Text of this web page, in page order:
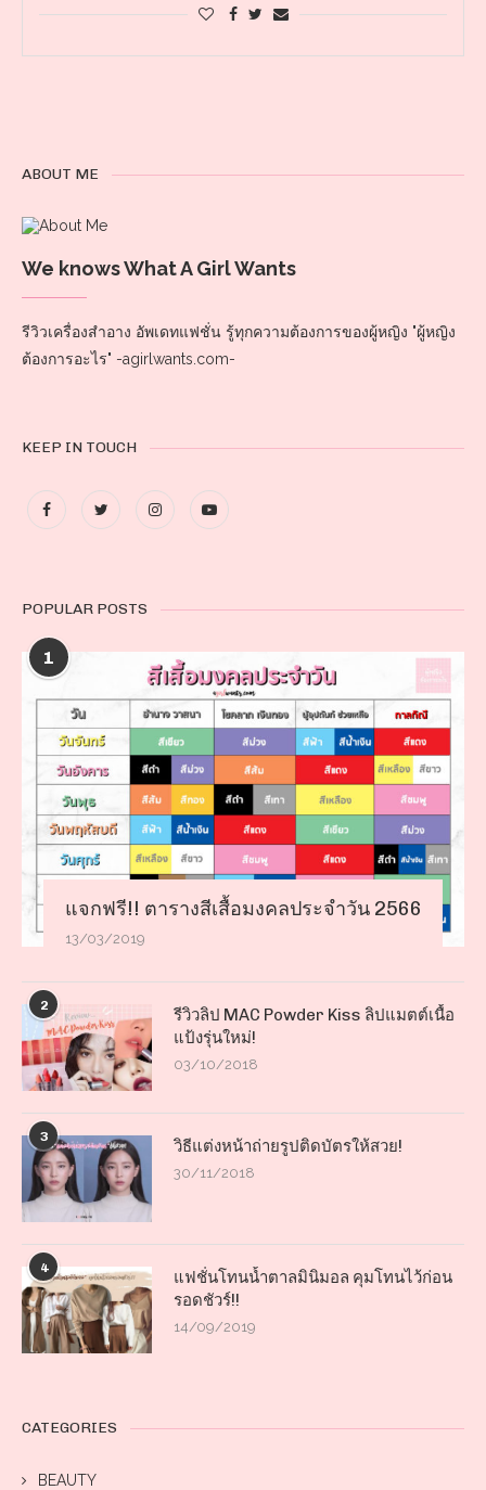
ABOUT ME
We knows What A Girl Wants
รีวิวเครื่องสำอาง อัพเดทแฟชั่น รู้ทุกความต้องการของผู้หญิง "ผู้หญิง
ต้องการอะไร" -agirlwants.com-
KEEP IN TOUCH
POPULAR POSTS
1
แจกฟรี!! ตารางสีเสื้อมงคลประจำวัน 2566
13/03/2019
2
รีวิวลิป MAC Powder Kiss ลิปแมตต์เนื้อ
แป้งรุ่นใหม่!
03/10/2018
3 วิธีแต่งหน้าถ่ายรูปติดบัตรให้สวย!
30/11/2018
4
แฟชั่นโทนน้ำตาลมินิมอล คุมโทนไว้ก่อน
รอดชัวร์!!
14/09/2019
CATEGORIES
BEAUTY